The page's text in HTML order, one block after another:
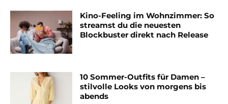
Kino-Feeling im Wohnzimmer: So
streamst du die neuesten
Blockbuster direkt nach Release
10 Sommer-Outfits für Damen –
stilvolle Looks von morgens bis
abends